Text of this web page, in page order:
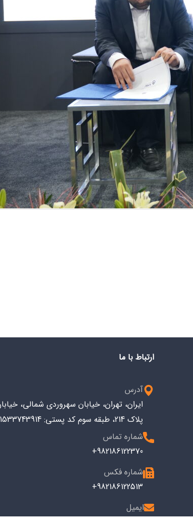
ارتباط با ما
آدرس
ایران، تهران، خیابان سهروردی شمالی،
پلاک 214، طبقه سوم کد پستی: 1533743914
شماره تماس
982186122370+
شماره فکس
982186122513+
ایمیل